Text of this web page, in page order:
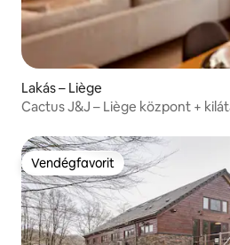
Lakás – Liège
Cactus J&J – Liège központ +
Vendégfavorit
Vendégfavorit